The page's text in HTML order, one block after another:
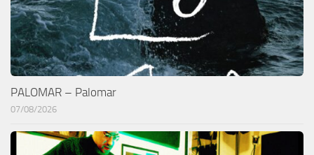
PALOMAR – Palomar
07/08/2026